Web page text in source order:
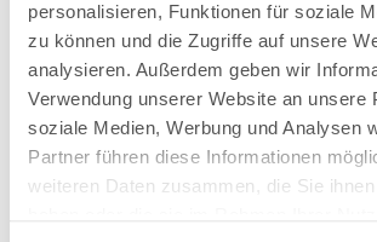
personalisieren, Funktionen für soziale
zu können und die Zugriffe auf unsere
analysieren. Außerdem geben wir
Verwendung unserer Website an unsere
soziale Medien, Werbung und Analysen
Partner führen diese Informationen
weiteren Daten zusammen, die Sie
Poolpflege
Zusatzprodukte